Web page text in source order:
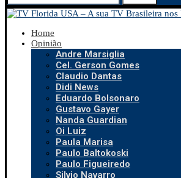
Home
Opinião
Andre Marsiglia
Cel. Gerson Gomes
Claudio Dantas
Didi News
Eduardo Bolsonaro
Gustavo Gayer
Nanda Guardian
Oi Luiz
Paula Marisa
Paulo Baltokoski
Paulo Figueiredo
Silvio Navarro